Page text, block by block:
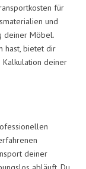
für
und
deiner Möbel.
hast, bietet dir
Kalkulation deiner
deiner